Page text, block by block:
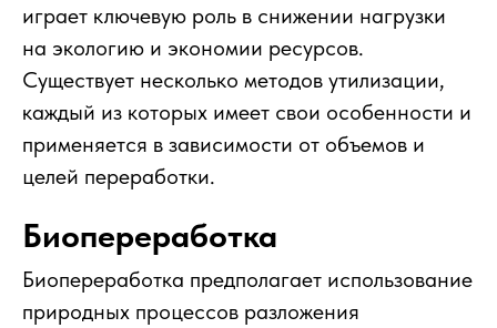
играет ключевую роль в снижении нагрузки
на экологию и экономии ресурсов.
Существует несколько методов утилизации,
каждый из которых имеет свои особенности и
применяется в зависимости от объемов и
целей переработки.
Биопереработка
Биопереработка предполагает использование
природных процессов разложения